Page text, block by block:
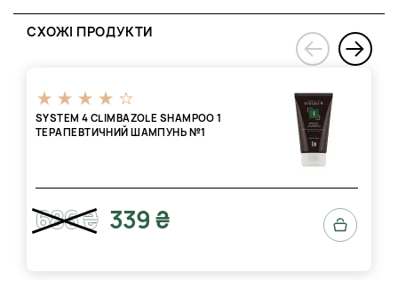
СХОЖІ ПРОДУКТИ
SYSTEM 4 CLIMBAZOLE SHAMPOO 1
ТЕРАПЕВТИЧНИЙ ШАМПУНЬ №1
686 ₴ 339 ₴
‹
›